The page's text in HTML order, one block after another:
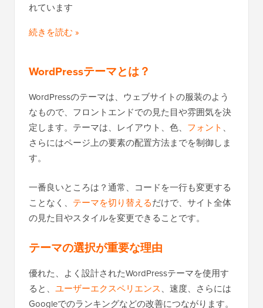
れています
続きを読む »
WordPressテーマとは？
WordPressのテーマは、ウェブサイトの服装のよう
なもので、フロントエンドでの見た目や雰囲気を決
定します。テーマは、レイアウト、色、 フォント 、
さらにはページ上の要素の配置方法までを制御しま
す。
一番良いところは？通常、コードを一行も変更する
ことなく、 テーマを切り替えるだけで、サイト全体
の見た目やスタイルを変更できることです。
テーマの選択が重要な理由
優れた、よく設計されたWordPressテーマを使用す
ると、 ユーザーエクスペリエンス、速度、さらには
Googleでのランキングなどの改善につながります。